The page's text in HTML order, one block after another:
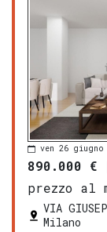
ven 26 giugno
890.000 €
prezzo al
VIA
Milano